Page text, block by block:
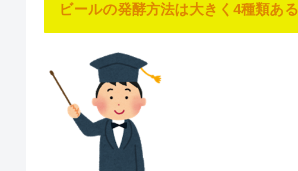
ビールの発酵方法は大きく4種類ある